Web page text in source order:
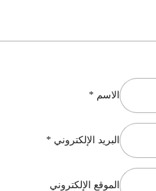
الاسم *
البريد الإلكتروني *
الموقع الإلكتروني